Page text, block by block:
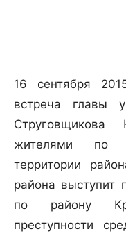
16 сентября
встреча главы
жителями по
территории
района выступит
по району
преступности